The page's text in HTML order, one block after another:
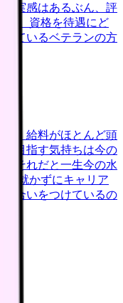
実感はあるぶん、評
。 資格を待遇にど
ているベテランの方
、給料がほとんど頭
目指す気持ちは今の
それだと一生今の水
に就かずにキャリア
合いをつけているの